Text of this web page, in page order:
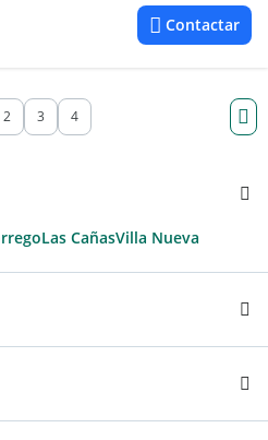
Contactar
2 3 4
Las CañasVilla Nueva